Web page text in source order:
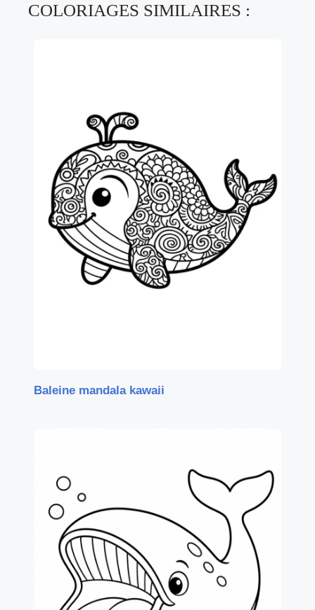
COLORIAGES SIMILAIRES :
Baleine mandala kawaii